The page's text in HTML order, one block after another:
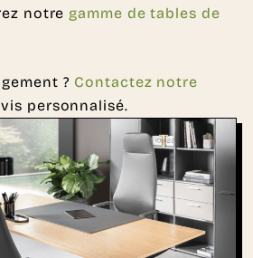
notre gamme de tables de
? Contactez notre
personnalisé.